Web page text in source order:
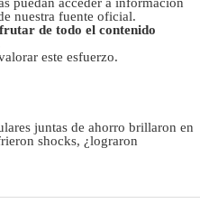
nuestra fuente oficial.
de todo el contenido
este esfuerzo.
juntas de ahorro brillaron en
shocks, ¿lograron